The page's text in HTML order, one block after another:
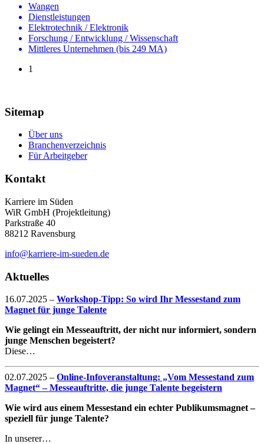
Wangen
Dienstleistungen
Elektrotechnik / Elektronik
Forschung / Entwicklung / Wissenschaft
Mittleres Unternehmen (bis 249 MA)
1
Sitemap
Über uns
Branchenverzeichnis
Für Arbeitgeber
Kontakt
Karriere im Süden
WiR GmbH (Projektleitung)
Parkstraße 40
88212 Ravensburg
info@karriere-im-sueden.de
Aktuelles
16.07.2025 – Workshop-Tipp: So wird Ihr Messestand zum
Magnet für junge Talente
Wie gelingt ein Messeauftritt, der nicht nur informiert, sondern
junge Menschen begeistert?
Diese…
02.07.2025 – Online-Infoveranstaltung: „Vom Messestand zum
Magnet“ – Messeauftritte, die junge Talente begeistern
Wie wird aus einem Messestand ein echter Publikumsmagnet –
speziell für junge Talente?
In unserer…